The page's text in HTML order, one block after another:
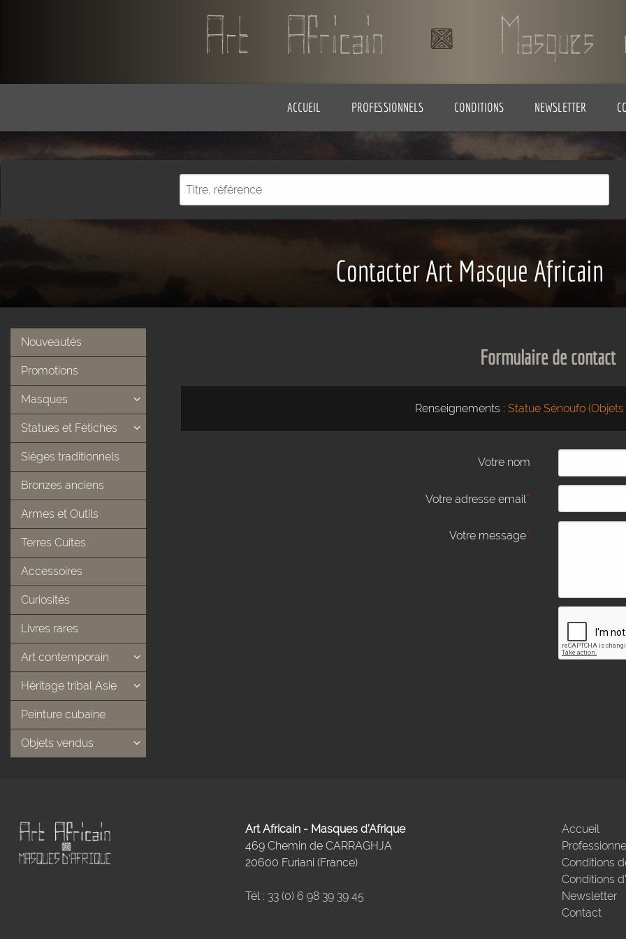
ACCUEIL PROFESSIONNELS CONDITIONS NEWSLETTER
Contacter Art Masque Africain
Nouveautés
Promotions
Masques
Statues et Fétiches
Sièges traditionnels
Bronzes anciens
Armes et Outils
Terres Cuites
Accessoires
Curiosités
Livres rares
Art contemporain
Héritage tribal Asie
Peinture cubaine
Objets vendus
Formulaire de contact
Renseignements : Statue Sénoufo
Votre nom
Votre adresse email*
Votre message*
Art Africain - Masques d'Afrique
469 Chemin de CARRAGHJA
20600 Furiani (France)
Tél : 33 (0) 6 98 39 39 45
Accueil
Conditions
Conditions
Newsletter
Contact